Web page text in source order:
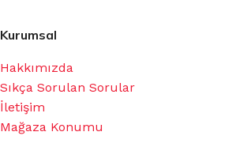
Kurumsal
Hakkımızda
Sıkça Sorulan Sorular
İletişim
Mağaza Konumu